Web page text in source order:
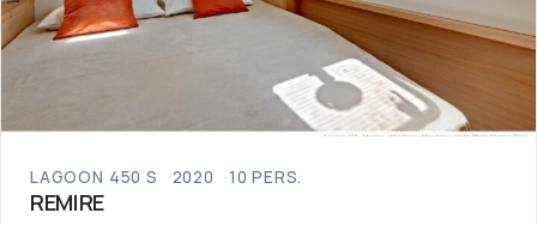
LAGOON 450 S 2020 10 PERS.
REMIRE